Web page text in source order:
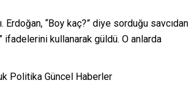
Erdoğan, “Boy kaç?” diye sorduğu savcıdan
ifadelerini kullanarak güldü. O anlarda
Politika Güncel Haberler